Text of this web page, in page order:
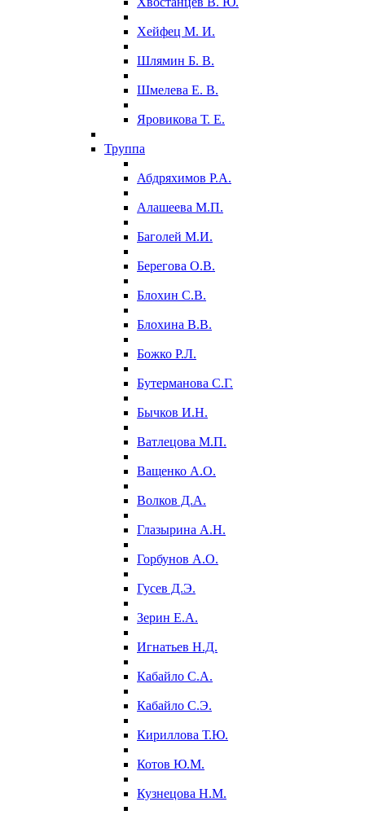
Хейфец М. И.
Шлямин Б. В.
Шмелева Е. В.
Яровикова Т. Е.
Труппа
Абдряхимов Р.А.
Алашеева М.П.
Баголей М.И.
Берегова О.В.
Блохин С.В.
Блохина В.В.
Божко Р.Л.
Бутерманова С.Г.
Бычков И.Н.
Ватлецова М.П.
Ващенко А.О.
Волков Д.А.
Глазырина А.Н.
Горбунов А.О.
Гусев Д.Э.
Зерин Е.А.
Игнатьев Н.Д.
Кабайло С.А.
Кабайло С.Э.
Кириллова Т.Ю.
Котов Ю.М.
Кузнецова Н.М.